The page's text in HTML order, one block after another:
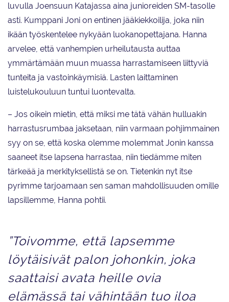
luvulla Joensuun Katajassa aina junioreiden SM-tasolle
asti. Kumppani Joni on entinen jääkiekkoilija, joka niin
ikään työskentelee nykyään luokanopettajana. Hanna
arvelee, että vanhempien urheilutausta auttaa
ymmärtämään muun muassa harrastamiseen liittyviä
tunteita ja vastoinkäymisiä. Lasten laittaminen
luistelukouluun tuntui luontevalta.
– Jos oikein mietin, että miksi me tätä vähän hulluakin
harrastusrumbaa jaksetaan, niin varmaan pohjimmainen
syy on se, että koska olemme molemmat Jonin kanssa
saaneet itse lapsena harrastaa, niin tiedämme miten
tärkeää ja merkityksellistä se on. Tietenkin nyt itse
pyrimme tarjoamaan sen saman mahdollisuuden omille
lapsillemme, Hanna pohtii.
”Toivomme, että lapsemme
löytäisivät palon johonkin, joka
saattaisi avata heille ovia
elämässä tai vähintään tuo iloa